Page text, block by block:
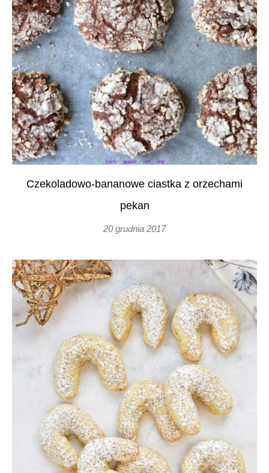
Czekoladowo-bananowe ciastka z orzechami
pekan
20 grudnia 2017